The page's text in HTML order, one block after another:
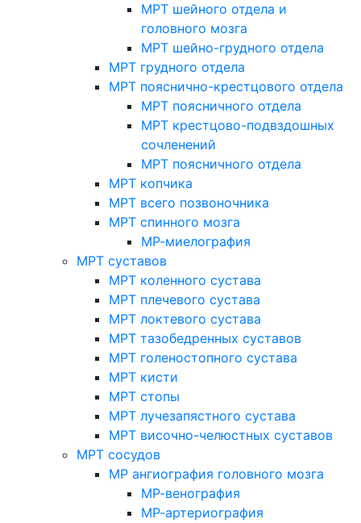
МРТ шейного отдела и
головного мозга
МРТ шейно-грудного отдела
МРТ грудного отдела
МРТ пояснично-крестцового отдела
МРТ поясничного отдела
МРТ крестцово-подвздошных
сочленений
МРТ поясничного отдела
МРТ копчика
МРТ всего позвоночника
МРТ спинного мозга
МР-миелография
МРТ суставов
МРТ коленного сустава
МРТ плечевого сустава
МРТ локтевого сустава
МРТ тазобедренных суставов
МРТ голеностопного сустава
МРТ кисти
МРТ стопы
МРТ лучезапястного сустава
МРТ височно-челюстных суставов
МРТ сосудов
МР ангиография головного мозга
МР-венография
МР-артериография